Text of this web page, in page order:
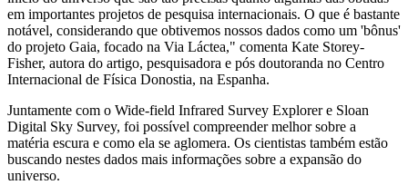
em importantes projetos de pesquisa internacionais. O que é bastante
notável, considerando que obtivemos nossos dados como um 'bônus'
do projeto Gaia, focado na Via Láctea," comenta Kate Storey-
Fisher, autora do artigo, pesquisadora e pós doutoranda no Centro
Internacional de Física Donostia, na Espanha.
Juntamente com o Wide-field Infrared Survey Explorer e Sloan
Digital Sky Survey, foi possível compreender melhor sobre a
matéria escura e como ela se aglomera. Os cientistas também estão
buscando nestes dados mais informações sobre a expansão do
universo.